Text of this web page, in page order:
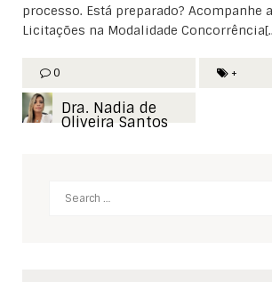
processo. Está preparado? Acompanhe
Licitações na Modalidade
0 +
Dra. Nadia de
Oliveira Santos
Search